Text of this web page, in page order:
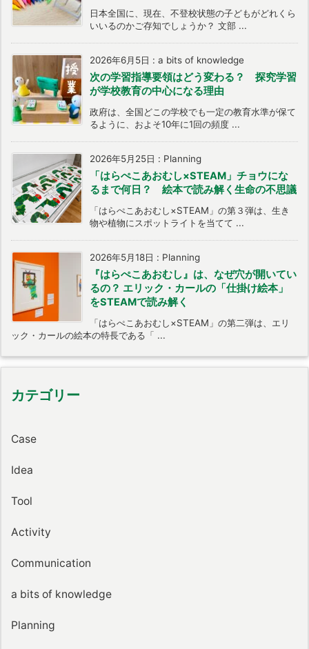
日本全国に、現在、不登校状態の子どもがどれくら
いいるのかご存知でしょうか？ 文部 ...
2026年6月5日 : a bits of knowledge
次の学習指導要領はどう変わる？ 探究学習
が学校教育の中心になる理由
政府は、全国どこの学校でも一定の教育水準が保て
るように、およそ10年に1回の頻度 ...
2026年5月25日 : Planning
「はらぺこあおむし×STEAM」チョウにな
るまで何日？ 絵本で読み解く生命の不思議
「はらぺこあおむし×STEAM」の第３弾は、生き
物や植物にスポットライトを当てて ...
2026年5月18日 : Planning
『はらぺこあおむし』は、なぜ穴が開いてい
るの？ エリック・カールの「仕掛け絵本」
をSTEAMで読み解く
「はらぺこあおむし×STEAM」の第二弾は、エリ
ック・カールの絵本の特長である「 ...
カテゴリー
Case
Idea
Tool
Activity
Communication
a bits of knowledge
Planning